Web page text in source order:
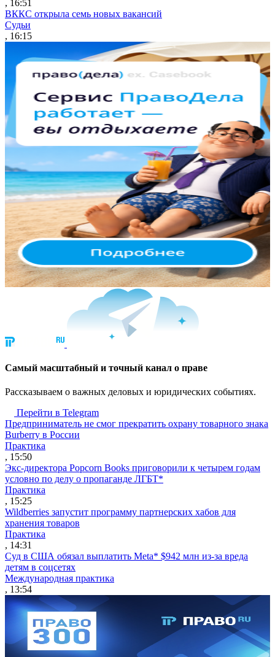
, 16:51
ВККС открыла семь новых вакансий
Судьи
, 16:15
Cамый масштабный и точный канал о праве
Рассказываем о важных деловых и юридических событиях.
Перейти в Telegram
Предприниматель не смог прекратить охрану товарного знака
Burberry в России
Практика
, 15:50
Экс-директора Popcorn Books приговорили к четырем годам
условно по делу о пропаганде ЛГБТ*
Практика
, 15:25
Wildberries запустит программу партнерских хабов для
хранения товаров
Практика
, 14:31
Суд в США обязал выплатить Meta* $942 млн из-за вреда
детям в соцсетях
Международная практика
, 13:54